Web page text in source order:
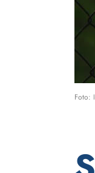
Foto: